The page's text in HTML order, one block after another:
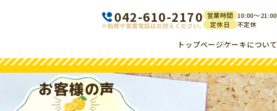
042-610-2170 営業時間 10:00～21:00
定休日
不定休
トップページケーキについて
お客様の声